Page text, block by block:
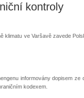
kontroly
klimatu ve Varšavě zavede
informovány dopisem
kodexem.